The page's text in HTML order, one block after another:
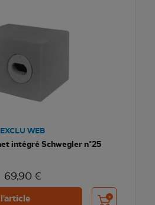
EXCLU WEB
intégré Schwegler n°25
69,90 €
Ajouter au